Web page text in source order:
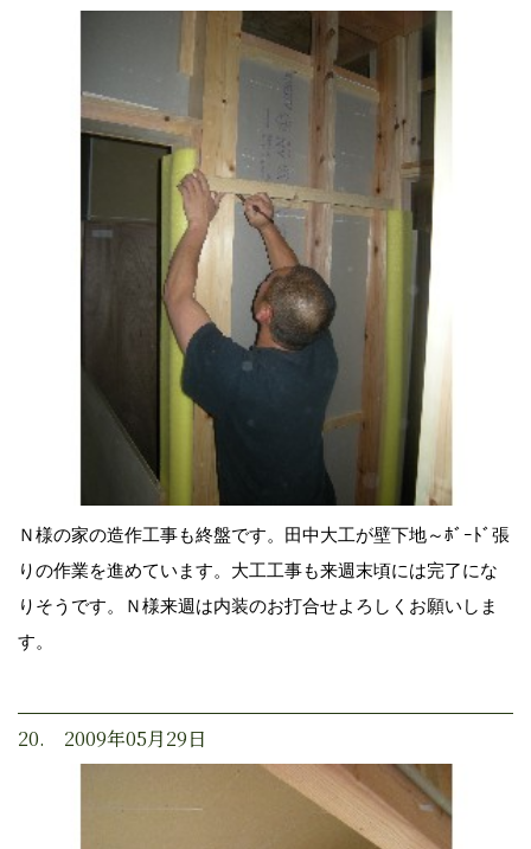
Ｎ様の家の造作工事も終盤です。田中大工が壁下地～ﾎﾞｰﾄﾞ張
りの作業を進めています。大工工事も来週末頃には完了にな
りそうです。Ｎ様来週は内装のお打合せよろしくお願いしま
す。
20. 2009年05月29日